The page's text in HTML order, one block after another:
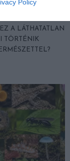
Policy
A LÁTHATATLAN
TÖRTÉNIK